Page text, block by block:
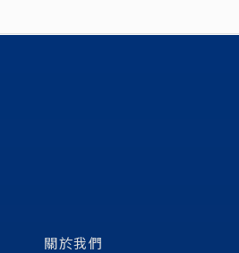
關於我們